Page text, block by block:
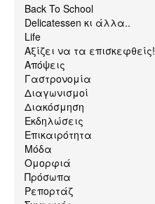
Back To School
Delicatessen κι άλλα..
Life
Αξίζει να τα επισκεφθείς!
Απόψεις
Γαστρονομία
Διαγωνισμοί
Διακόσμηση
Εκδηλώσεις
Επικαιρότητα
Μόδα
Ομορφιά
Πρόσωπα
Ρεπορτάζ